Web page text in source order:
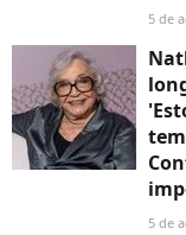
5 de
5 de